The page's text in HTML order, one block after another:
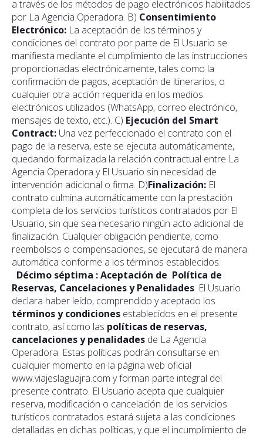
a través de los métodos de pago electrónicos habilitados
por La Agencia Operadora. B) Consentimiento
Electrónico: La aceptación de los términos y
condiciones del contrato por parte de El Usuario se
manifiesta mediante el cumplimiento de las instrucciones
proporcionadas electrónicamente, tales como la
confirmación de pagos, aceptación de itinerarios, o
cualquier otra acción requerida en los medios
electrónicos utilizados (WhatsApp, correo electrónico,
mensajes de texto, etc.). C) Ejecución del Smart
Contract: Una vez perfeccionado el contrato con el
pago de la reserva, este se ejecuta automáticamente,
quedando formalizada la relación contractual entre La
Agencia Operadora y El Usuario sin necesidad de
intervención adicional o firma. D)Finalización: El
contrato culmina automáticamente con la prestación
completa de los servicios turísticos contratados por El
Usuario, sin que sea necesario ningún acto adicional de
finalización. Cualquier obligación pendiente, como
reembolsos o compensaciones, se ejecutará de manera
automática conforme a los términos establecidos.
Décimo séptima : Aceptación de Política de
Reservas, Cancelaciones y Penalidades. El Usuario
declara haber leído, comprendido y aceptado los
términos y condiciones establecidos en el presente
contrato, así como las políticas de reservas,
cancelaciones y penalidades de La Agencia
Operadora. Estas políticas podrán consultarse en
cualquier momento en la página web oficial
www.viajeslaguajra.com y forman parte integral del
presente contrato. El Usuario acepta que cualquier
reserva, modificación o cancelación de los servicios
turísticos contratados estará sujeta a las condiciones
detalladas en dichas políticas, y que el incumplimiento de